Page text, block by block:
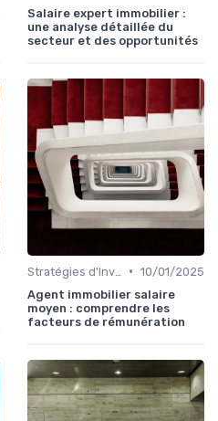
Salaire expert immobilier :
une analyse détaillée du
secteur et des opportunités
• 10/01/2025
Agent immobilier salaire
moyen : comprendre les
facteurs de rémunération